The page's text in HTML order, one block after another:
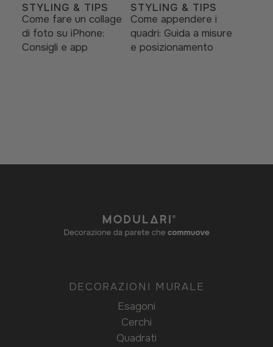
STYLING & TIPS
Come fare un collage
di foto su iPhone:
Consigli e app
STYLING & TIPS
Come appendere i
quadri: Guida a misure
e posizionamento
DECORAZIONI MURALE
Esagoni
Cerchi
Quadrati